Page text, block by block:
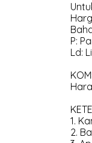
P:
Ld:
1.
2.